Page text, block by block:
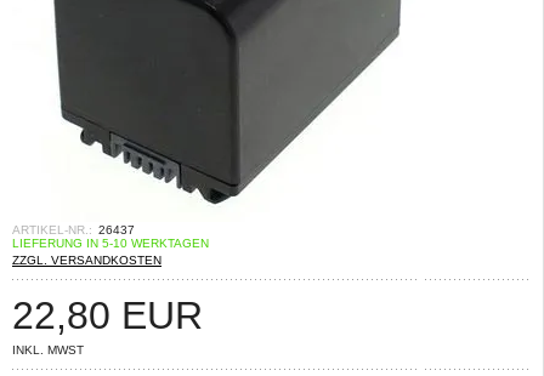
ARTIKEL-NR.: 26437
LIEFERUNG IN 5-10 WERKTAGEN
ZZGL. VERSANDKOSTEN
22,80 EUR
INKL. MWST